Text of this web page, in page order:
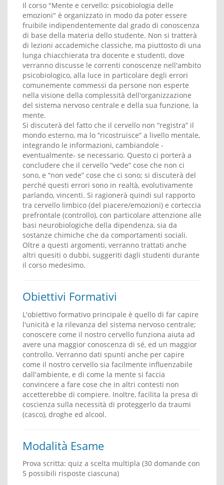
Il corso "Mente e cervello: psicobiologia delle
emozioni" è organizzato in modo da poter essere
fruibile indipendentemente dal grado di conoscenza
di base della materia dello studente. Non si tratterà
di lezioni accademiche classiche, ma piuttosto di una
lunga chiacchierata tra docente e studenti, dove
verranno discusse le correnti conoscenze nell'ambito
psicobiologico, alla luce in particolare degli errori
comunemente commessi da persone non esperte
nella visione della complessità dell'organizzazione
del sistema nervoso centrale e della sua funzione, la
mente.
Si discuterà del fatto che il cervello non “registra” il
mondo esterno, ma lo “ricostruisce” a livello mentale,
integrando le informazioni, cambiandole -
eventualmente- se necessario. Questo ci porterà a
concludere che il cervello “vede” cose che non ci
sono, e “non vede” cose che ci sono; si discuterà del
perché questi errori sono in realtà, evolutivamente
parlando, vincenti. Si ragionerà quindi sul rapporto
tra cervello limbico (del piacere/emozioni) e corteccia
prefrontale (controllo), con particolare attenzione alle
basi neurobiologiche della dipendenza, sia da
sostanze chimiche che da comportamenti sociali.
Oltre a questi argomenti, verranno trattati anche
altri quesiti o dubbi, suggeriti dagli studenti durante
il corso medesimo.
Obiettivi Formativi
L'obiettivo formativo principale è quello di far capire
l'unicità e la rilevanza del sistema nervoso centrale;
conoscere come il nostro cervello funziona aiuta ad
avere una maggior conoscenza di sé, ed un maggior
controllo. Verranno dati spunti anche per capire
come il nostro cervello sia facilmente influenzabile
dall'ambiente, e di come la mente si faccia
convincere a fare cose che in altri contesti non
accetterebbe di compiere. Inoltre, facilita la presa di
coscienza sulla necessità di proteggerlo da traumi
(casco), droghe ed alcool.
Modalità Esame
Prova scritta: quiz a scelta multipla (30 domande con
5 possibili risposte ciascuna)